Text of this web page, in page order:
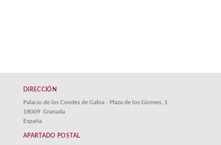
DIRECCIÓN
Palacio de los Condes de Gabia - Plaza de los Girones, 1
18009 Granada
España
APARTADO POSTAL